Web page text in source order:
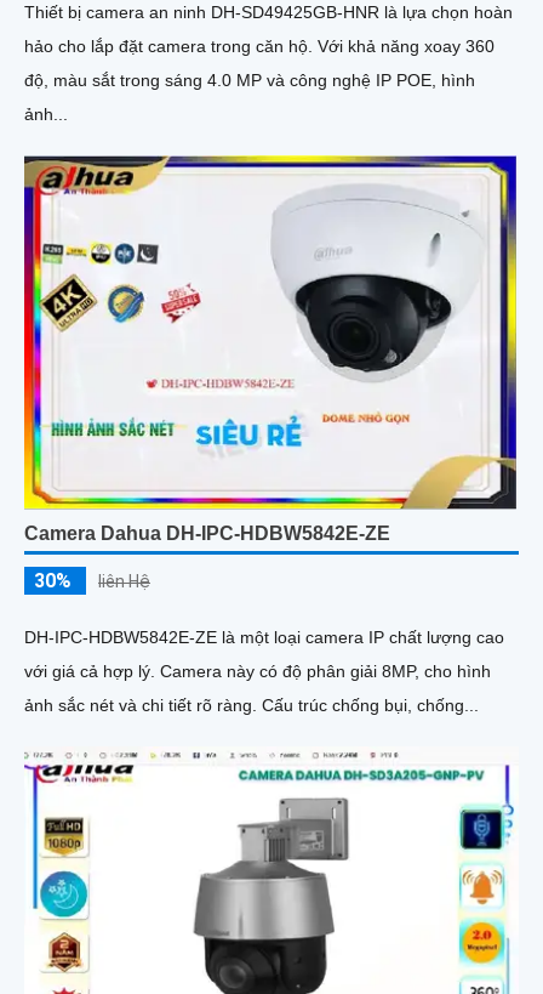
Thiết bị camera an ninh DH-SD49425GB-HNR là lựa chọn hoàn
hảo cho lắp đặt camera trong căn hộ. Với khả năng xoay 360
độ, màu sắt trong sáng 4.0 MP và công nghệ IP POE, hình
ảnh...
Camera Dahua DH-IPC-HDBW5842E-ZE
30% liên Hệ
DH-IPC-HDBW5842E-ZE là một loại camera IP chất lượng cao
với giá cả hợp lý. Camera này có độ phân giải 8MP, cho hình
ảnh sắc nét và chi tiết rõ ràng. Cấu trúc chống bụi, chống...